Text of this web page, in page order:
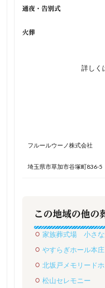
通夜・告別式
火葬
詳しく
フルールウーノ株式会社
埼玉県市草加市谷塚町836-5
この地域の他の
家族葬式場 小さ
やすらぎホール本庄
北坂戸メモリード
松山セレモニー